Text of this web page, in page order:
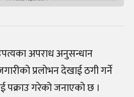
अपराध अनुसन्धान
प्रलोभन देखाई ठगी गर्ने
पक्राउ गरेको जनाएको छ ।